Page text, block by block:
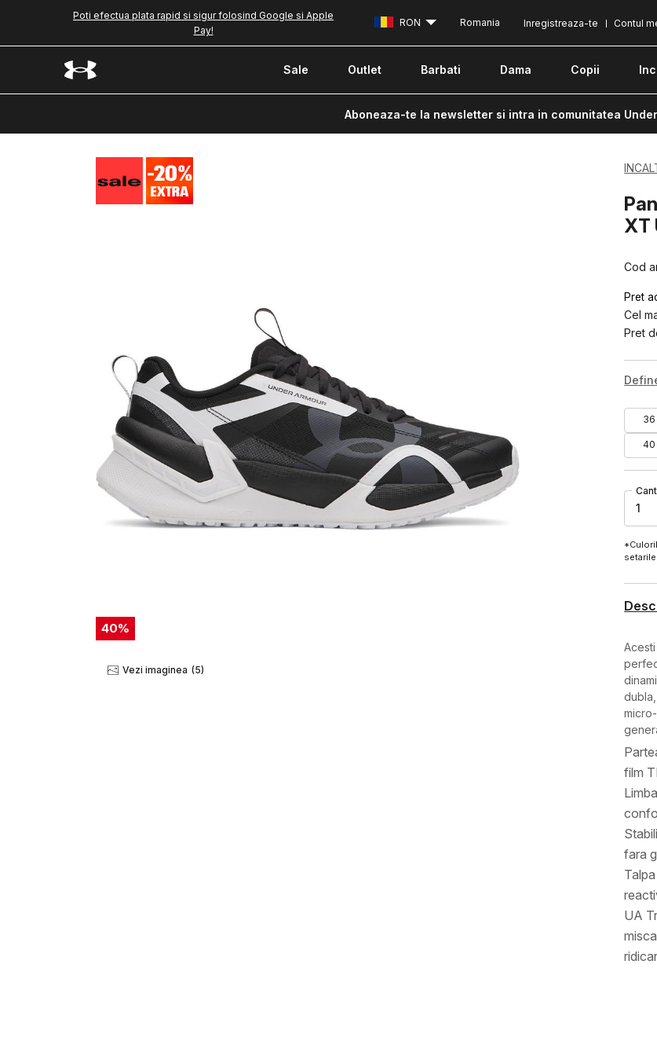
Poti efectua plata rapid si sigur folosind Google si Apple
Pay!
Contul
Inregistreaza-te
RON Romania
Sale Outlet Barbati Dama Copii
Aboneaza-te la newsletter si intra in comunitatea
40%
Vezi imaginea (5)
XT
Cod
Pret
Cel
Pret
36
40
1
film
fara
UA